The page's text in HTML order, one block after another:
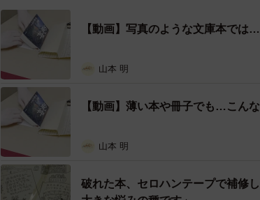
まず、固いプラスティックのものさしは気泡が入
にフェルトのようなやわらかいシートがついたブ
ばと思います。お家なら、布巾などをものさしに
ィルムが良く沿って吸着しやすくなると思います。
【動画】写真のような文庫本で
山本 明
【動画】薄い本や冊子でも…こん
山本 明
破れた本、セロハンテープで補修